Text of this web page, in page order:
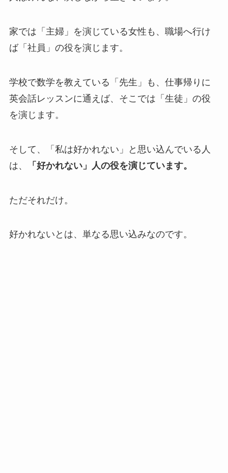
家では「主婦」を演じている女性も、職場へ行け
ば「社員」の役を演じます。
学校で数学を教えている「先生」も、仕事帰りに
英会話レッスンに通えば、そこでは「生徒」の役
を演じます。
そして、「私は好かれない」と思い込んでいる人
は、
「好かれない」人の役を演じています。
ただそれだけ。
好かれないとは、単なる思い込みなのです。